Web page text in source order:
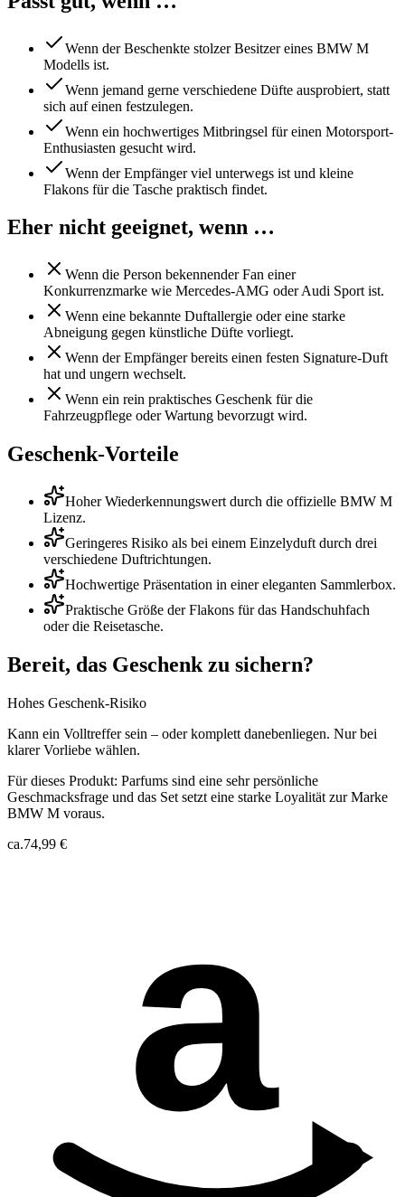
Wenn der Beschenkte stolzer Besitzer eines BMW M
Modells ist.
Wenn jemand gerne verschiedene Düfte ausprobiert, statt
sich auf einen festzulegen.
Wenn ein hochwertiges Mitbringsel für einen Motorsport-
Enthusiasten gesucht wird.
Wenn der Empfänger viel unterwegs ist und kleine
Flakons für die Tasche praktisch findet.
Eher nicht geeignet, wenn …
Wenn die Person bekennender Fan einer
Konkurrenzmarke wie Mercedes-AMG oder Audi Sport ist.
Wenn eine bekannte Duftallergie oder eine starke
Abneigung gegen künstliche Düfte vorliegt.
Wenn der Empfänger bereits einen festen Signature-Duft
hat und ungern wechselt.
Wenn ein rein praktisches Geschenk für die
Fahrzeugpflege oder Wartung bevorzugt wird.
Geschenk-Vorteile
Hoher Wiederkennungswert durch die offizielle BMW M
Lizenz.
Geringeres Risiko als bei einem Einzelyduft durch drei
verschiedene Duftrichtungen.
Hochwertige Präsentation in einer eleganten Sammlerbox.
Praktische Größe der Flakons für das Handschuhfach
oder die Reisetasche.
Bereit, das Geschenk zu sichern?
Hohes Geschenk-Risiko
Kann ein Volltreffer sein – oder komplett danebenliegen. Nur bei
klarer Vorliebe wählen.
Für dieses Produkt: Parfums sind eine sehr persönliche
Geschmacksfrage und das Set setzt eine starke Loyalität zur Marke
BMW M voraus.
ca.74,99 €
a